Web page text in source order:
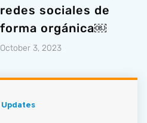
redes sociales de
forma orgánica￼
October 3, 2023